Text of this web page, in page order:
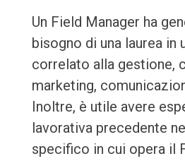
Un Field Manager ha
bisogno di una laurea
correlato alla gestione,
marketing,
Inoltre, è utile avere
lavorativa precedente
specifico in cui opera il